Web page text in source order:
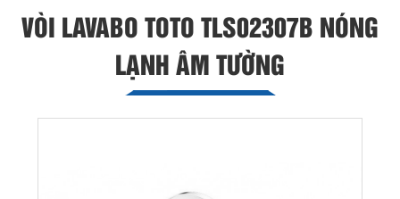
VÒI LAVABO TOTO TLS02307B NÓNG
LẠNH ÂM TƯỜNG